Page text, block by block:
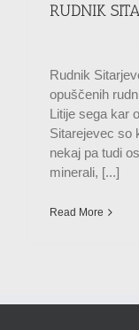
RUDNIK
Rudnik
opuščenih
Litije sega kar
Sitarejevec so
nekaj pa tudi
minerali, [...]
Read More